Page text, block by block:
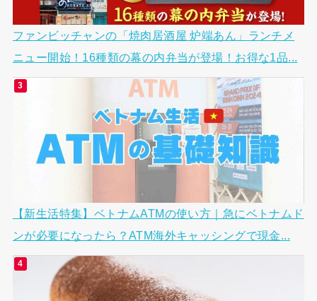
ファンビッチャンの「焼肉居酒屋 炉端あん」ランチメ
ニュー開始！16種類の幕の内弁当が登場！お得な1品...
【新生活特集】ベトナムATMの使い方｜急にベトナムド
ンが必要になったら？ATM海外キャッシングで現金...